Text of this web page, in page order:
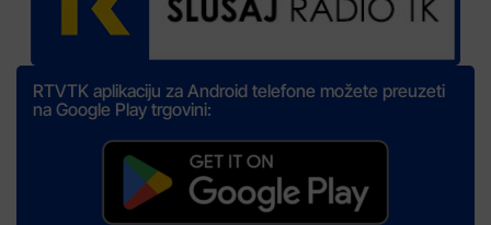
RTVTK aplikaciju za Android telefone možete preuzeti
na Google Play trgovini: